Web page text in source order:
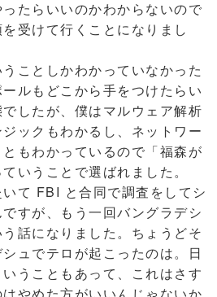
たらいいのかわからないので
受けて行くことになりまし
ことしかわかっていなかった
ルもどこから手をつけたらい
したが、僕はマルウェア解析
ックもわかるし、ネットワー
もわかっているので「福森が
いうことで選ばれました。
て FBI と合同で調査をしてシ
すが、もう一回バングラデシ
話になりました。ちょうどそ
ュでテロが起こったのは。日
うこともあって、これはさす